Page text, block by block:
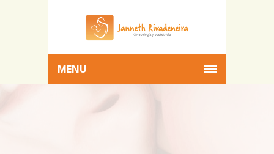
MENU